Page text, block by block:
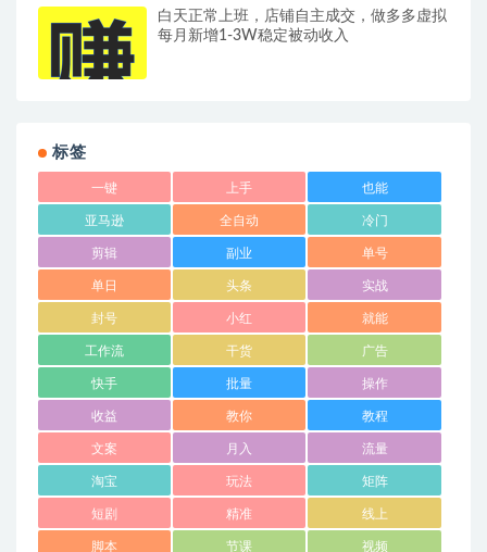
白天正常上班，店铺自主成交，做多多虚拟
每月新增1-3W稳定被动收入
标签
一键 上手 也能
亚马逊 全自动 冷门
剪辑 副业 单号
单日 头条 实战
封号 小红 就能
工作流 干货 广告
快手 批量 操作
收益 教你 教程
文案 月入 流量
淘宝 玩法 矩阵
短剧 精准 线上
脚本 节课 视频